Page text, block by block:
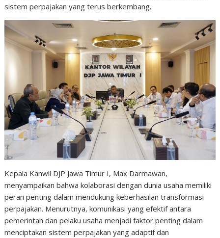
sistem perpajakan yang terus berkembang.
Kepala Kanwil DJP Jawa Timur I, Max Darmawan,
menyampaikan bahwa kolaborasi dengan dunia usaha memiliki
peran penting dalam mendukung keberhasilan transformasi
perpajakan. Menurutnya, komunikasi yang efektif antara
pemerintah dan pelaku usaha menjadi faktor penting dalam
menciptakan sistem perpajakan yang adaptif dan